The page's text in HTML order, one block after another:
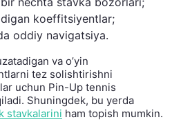
koeffitsiyentlar;
oddiy navigatsiya.
va o’yin
tez solishtirishni
uchun Pin-Up tennis
Shuningdek, bu yerda
stavkalarini ham topish mumkin.